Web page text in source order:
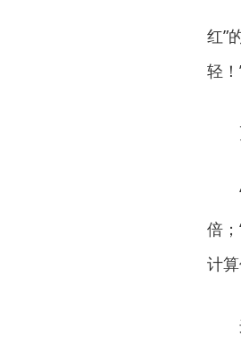
红”
轻！
更
“
倍
计
这